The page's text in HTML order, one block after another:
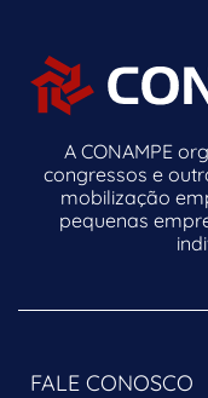
A CONAMPE
congressos e
mobilização
pequenas
FALE CONOSCO